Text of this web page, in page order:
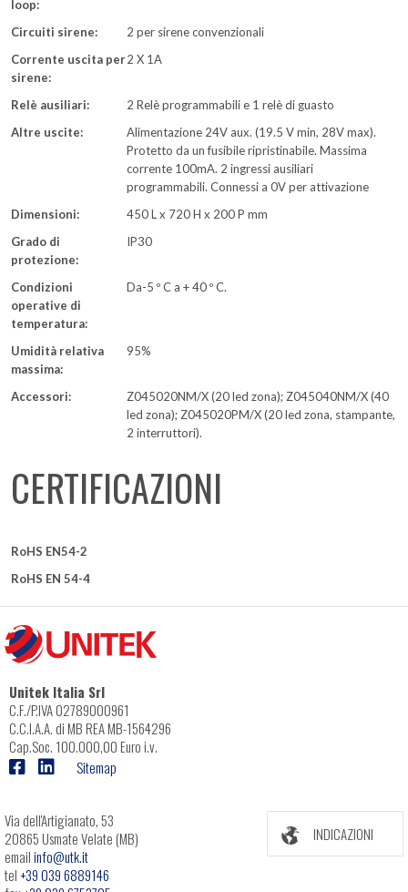
loop:
Circuiti sirene:
2 per sirene convenzionali
Corrente uscita per
sirene:
2 X 1A
Relè ausiliari:
2 Relè programmabili e 1 relè di guasto
Altre uscite:
Alimentazione 24V aux. (19.5 V min, 28V max).
Protetto da un fusibile ripristinabile. Massima
corrente 100mA. 2 ingressi ausiliari
programmabili. Connessi a 0V per attivazione
Dimensioni:
450 L x 720 H x 200 P mm
Grado di
protezione:
IP30
Condizioni
operative di
temperatura:
Da-5 º C a + 40 º C.
Umidità relativa
massima:
95%
Accessori:
Z045020NM/X (20 led zona); Z045040NM/X (40
led zona); Z045020PM/X (20 led zona, stampante,
2 interruttori).
CERTIFICAZIONI
RoHS EN54-2
RoHS EN 54-4
Unitek Italia Srl
C.F./P.IVA 02789000961
C.C.I.A.A. di MB REA MB-1564296
Cap.Soc. 100.000,00 Euro i.v.
Sitemap
Via dell'Artigianato, 53
20865 Usmate Velate (MB)
emailinfo@utk.it
tel+39 039 6889146
INDICAZIONI